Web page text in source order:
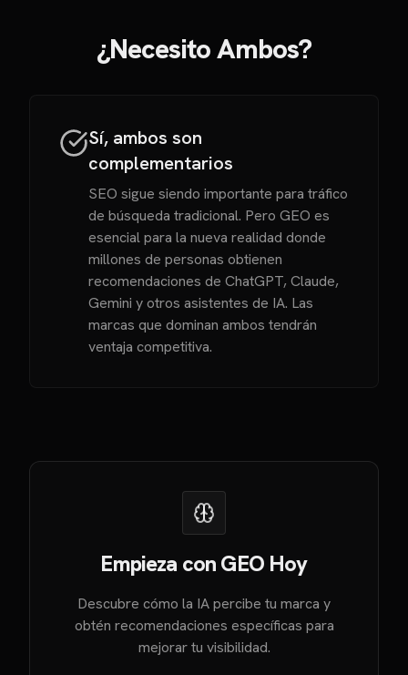
¿Necesito Ambos?
Sí, ambos son
complementarios
SEO sigue siendo importante para tráfico
de búsqueda tradicional. Pero GEO es
esencial para la nueva realidad donde
millones de personas obtienen
recomendaciones de ChatGPT, Claude,
Gemini y otros asistentes de IA. Las
marcas que dominan ambos tendrán
ventaja competitiva.
Empieza con GEO Hoy
Descubre cómo la IA percibe tu marca y
obtén recomendaciones específicas para
mejorar tu visibilidad.